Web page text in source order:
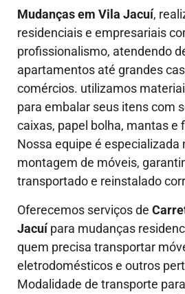
Mudanças em Vila Jacuí,
residenciais e empresariais
profissionalismo, atendendo
apartamentos até grandes
comércios. utilizamos
para embalar seus itens com
caixas, papel bolha, mantas e
Nossa equipe é
montagem de móveis,
transportado e reinstalado
Oferecemos serviços de
Jacuípara mudanças
quem precisa transportar
eletrodomésticos e outros
Modalidade de transporte